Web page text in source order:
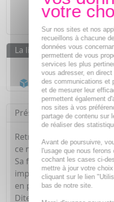
Paiement en ligne
Paiement en4 fois
La livraison
Livraison gratuite
Acheminement
Présentation
Retrouvez une peau
ce nettoyant visage
Sa formule douce élimine
impuretés et aide à
en préservant le film
Dites adieu aux
Sur nos sites et nos
recueillons à chacune
données vous
permettent de vous
services les plus
vous adresser, en
des communications et
et de mesurer leur
permettent également
nos sites à vos
partage de contenu sur
de réaliser des
Avant de poursuivre,
l'usage que nous
cochant les cases ci-
mettre à jour votre
cliquant sur le lien
bas de notre site.